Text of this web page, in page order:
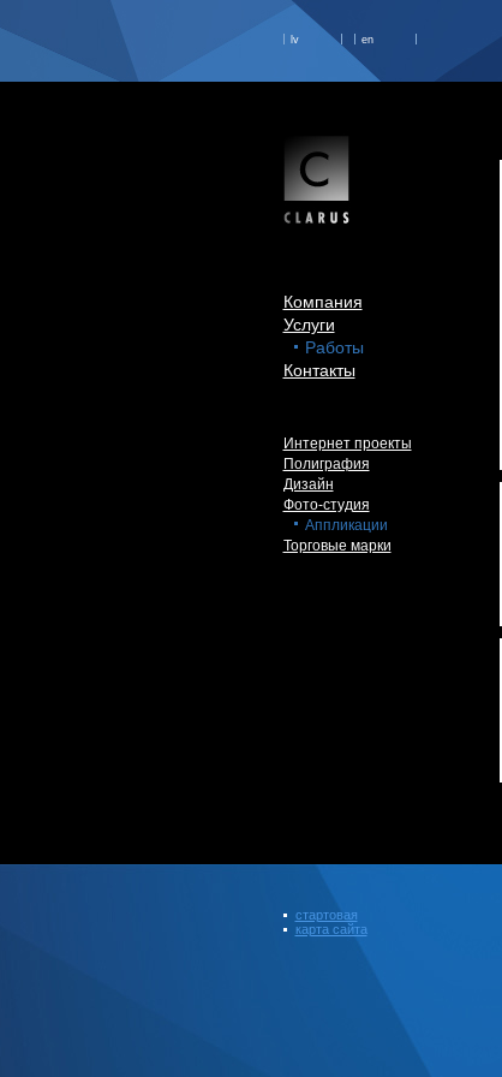
lv en
Компания
Услуги
Работы
Контакты
Интернет проекты
Полиграфия
Дизайн
Фото-студия
Аппликации
Торговые марки
стартовая
карта сайта